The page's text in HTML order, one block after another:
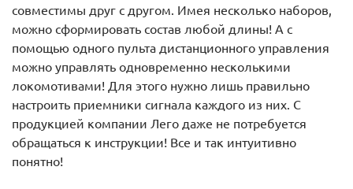
совместимы друг с другом. Имея несколько наборов,
можно сформировать состав любой длины! А с
помощью одного пульта дистанционного управления
можно управлять одновременно несколькими
локомотивами! Для этого нужно лишь правильно
настроить приемники сигнала каждого из них. С
продукцией компании Лего даже не потребуется
обращаться к инструкции! Все и так интуитивно
понятно!